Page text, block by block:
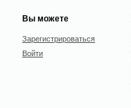
Вы можете
Зарегистрироваться
Войти